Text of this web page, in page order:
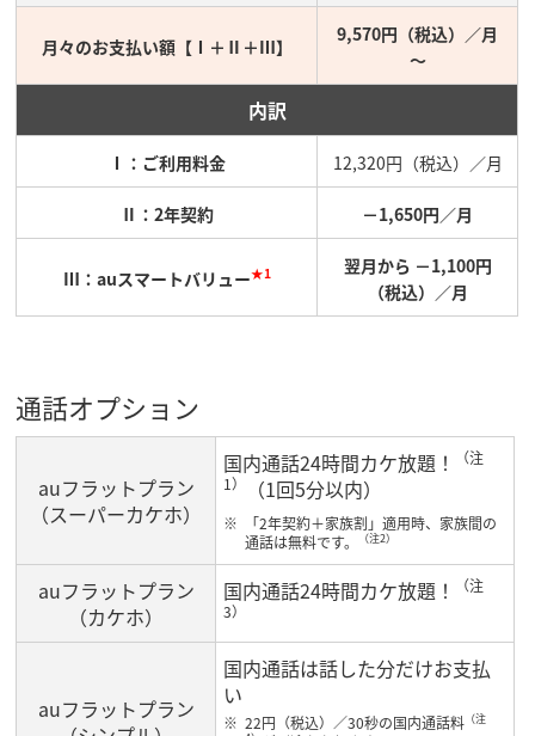
月々のお支払い額【Ⅰ＋Ⅱ＋Ⅲ】
9,570円（税込）／月
～
内訳
Ⅰ：ご利用料金 12,320円（税込）／月
Ⅱ：2年契約 －1,650円／月
Ⅲ：auスマートバリュー★1
翌月から －1,100円
（税込）／月
通話オプション
auフラットプラン
（スーパーカケホ）
auフラットプラン
（カケホ）
auフラットプラン
国内通話24時間カケ放題！
（注
1）
（1回5分以内）
「2年契約＋家族割」適用時、家族間の
通話は無料です。
（注2）
国内通話24時間カケ放題！
（注
3）
国内通話は話した分だけお支払
い
22円（税込）／30秒の国内通話料 （注